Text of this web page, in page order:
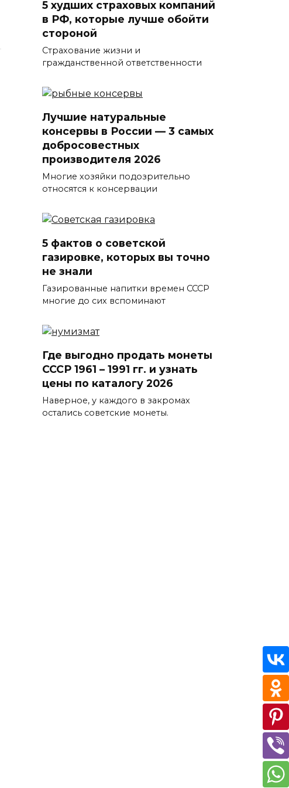
5 худших страховых компаний
в РФ, которые лучше обойти
стороной
Страхование жизни и
гражданственной ответственности
Лучшие натуральные
консервы в России — 3 самых
добросовестных
производителя 2026
Многие хозяйки подозрительно
относятся к консервации
5 фактов о советской
газировке, которых вы точно
не знали
Газированные напитки времен СССР
многие до сих вспоминают
Где выгодно продать монеты
СССР 1961 – 1991 гг. и узнать
цены по каталогу 2026
Наверное, у каждого в закромах
остались советские монеты.